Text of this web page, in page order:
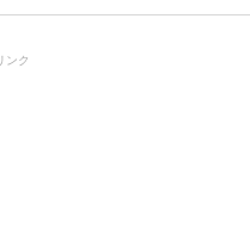
ンク